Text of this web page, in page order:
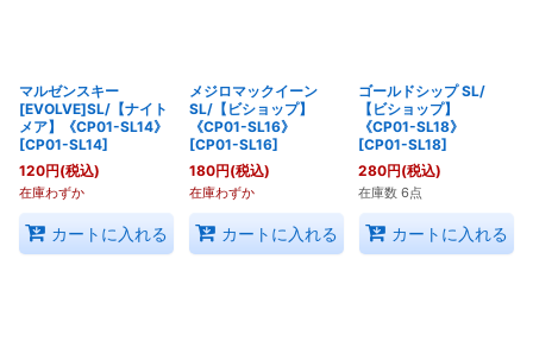
マルゼンスキー
[EVOLVE]SL/【ナイト
メア】《CP01-SL14》
[CP01-SL14]
120円(税込)
在庫わずか
カートに入れる
メジロマックイーン
SL/【ビショップ】
《CP01-SL16》
[CP01-SL16]
180円(税込)
在庫わずか
カートに入れる
ゴールドシップ SL/
【ビショップ】
《CP01-SL18》
[CP01-SL18]
280円(税込)
在庫数 6点
カートに入れる